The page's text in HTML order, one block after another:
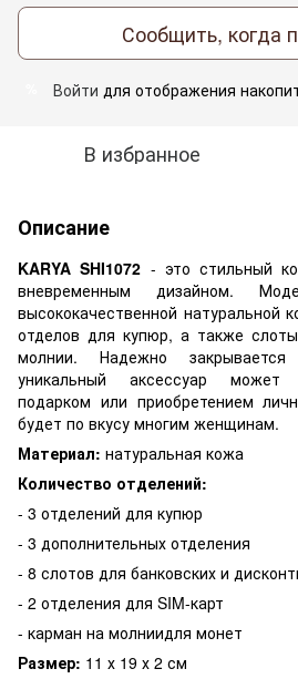
Сообщить, когда
Войти для отображения
В избранное
Описание
KARYA SHI1072 - это стильный
вневременным дизайном.
высококачественной натуральной
отделов для купюр, а также
молнии. Надежно
уникальный аксессуар может
подарком или приобретением
будет по вкусу многим женщинам.
Материал: натуральная кожа
Количество отделений:
- 3 отделений для купюр
- 3 дополнительных отделения
- 8 слотов для банковских и
- 2 отделения для SIM-карт
- карман на молниидля монет
Размер: 11 х 19 х 2 см